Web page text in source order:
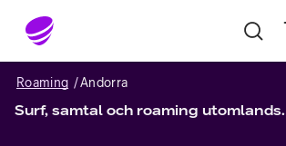
Gå till sidans innehåll
Roaming Andorra
Surf, samtal och roaming utomlands.